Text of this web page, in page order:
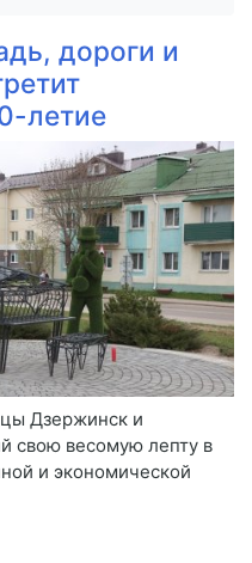
дороги и
летие
Дзержинск и
свою весомую лепту в
и экономической